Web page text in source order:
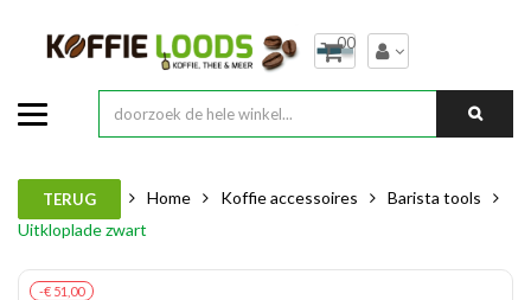
00
TERUG Home Koffie accessoires
Barista tools
Uitkloplade zwart
-€ 51,00